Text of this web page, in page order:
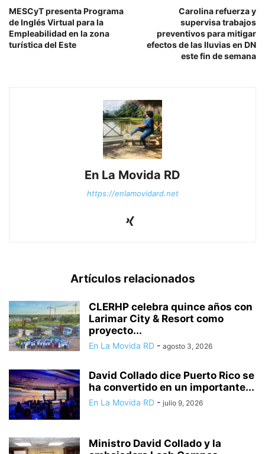
MESCyT presenta Programa
de Inglés Virtual para la
Empleabilidad en la zona
turística del Este
Carolina refuerza y
supervisa trabajos
preventivos para mitigar
efectos de las lluvias en DN
este fin de semana
En La Movida RD
https://enlamovidard.net
Artículos relacionados
CLERHP celebra quince años con
Larimar City & Resort como
proyecto...
En La Movida RD - agosto 3, 2026
David Collado dice Puerto Rico se
ha convertido en un importante...
En La Movida RD - julio 9, 2026
Ministro David Collado y la